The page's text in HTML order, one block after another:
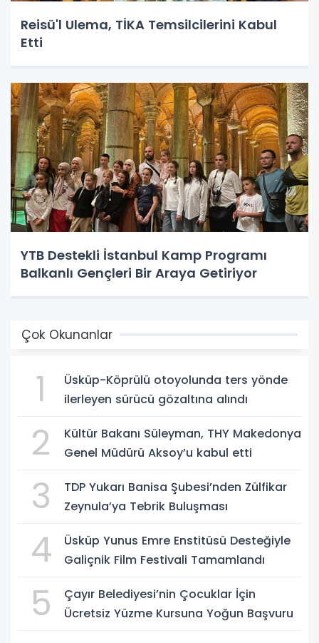
Reisü'l Ulema, TİKA Temsilcilerini Kabul
Etti
YTB Destekli İstanbul Kamp Programı
Balkanlı Gençleri Bir Araya Getiriyor
Çok Okunanlar
1
Üsküp-Köprülü otoyolunda ters yönde
ilerleyen sürücü gözaltına alındı
2
Kültür Bakanı Süleyman, THY Makedonya
Genel Müdürü Aksoy’u kabul etti
3
TDP Yukarı Banisa Şubesi’nden Zülfikar
Zeynula’ya Tebrik Buluşması
4
Üsküp Yunus Emre Enstitüsü Desteğiyle
Galiçnik Film Festivali Tamamlandı
5
Çayır Belediyesi’nin Çocuklar İçin
Ücretsiz Yüzme Kursuna Yoğun Başvuru